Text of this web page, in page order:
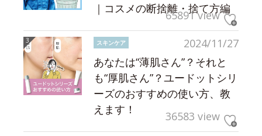
｜コスメの断捨離・捨て方編
65891 view
2024/11/27
スキンケア
あなたは“薄肌さん”？それと
も“厚肌さん”？ユードットシリ
ーズのおすすめの使い方、教
えます！
36583 view